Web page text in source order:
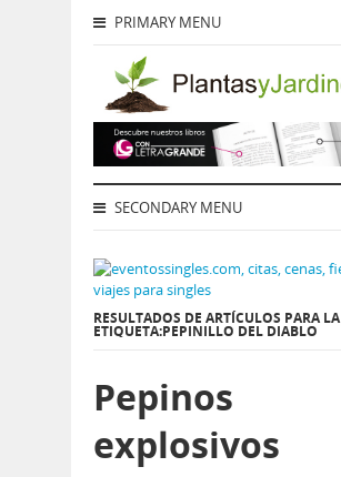
PRIMARY MENU
SECONDARY MENU
RESULTADOS DE ARTÍCULOS PARA LA
ETIQUETA:PEPINILLO DEL DIABLO
Pepinos
explosivos